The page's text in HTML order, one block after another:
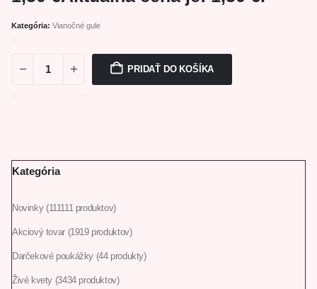
Kategória: Vianočné gule
PRIDAŤ DO KOŠÍKA
Kategória
Novinky 111111 produktov
Akciový tovar 1919 produktov
Darčekové poukážky 44 produkty
Živé kvety 3434 produktov